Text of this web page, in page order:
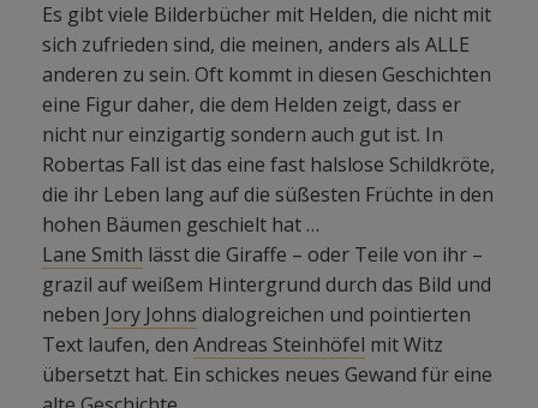
Es gibt viele Bilderbücher mit Helden, die nicht mit
sich zufrieden sind, die meinen, anders als ALLE
anderen zu sein. Oft kommt in diesen Geschichten
eine Figur daher, die dem Helden zeigt, dass er
nicht nur einzigartig sondern auch gut ist. In
Robertas Fall ist das eine fast halslose Schildkröte,
die ihr Leben lang auf die süßesten Früchte in den
hohen Bäumen geschielt hat …
Lane Smith lässt die Giraffe – oder Teile von ihr –
grazil auf weißem Hintergrund durch das Bild und
neben Jory Johns dialogreichen und pointierten
Text laufen, den Andreas Steinhöfel mit Witz
übersetzt hat. Ein schickes neues Gewand für eine